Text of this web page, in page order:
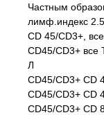
Частным
лимф.индекс
CD 45/CD3+,
CD45/CD3+
Л
CD45/CD3+ CD
CD45/CD3+ CD
CD45/CD3+ CD